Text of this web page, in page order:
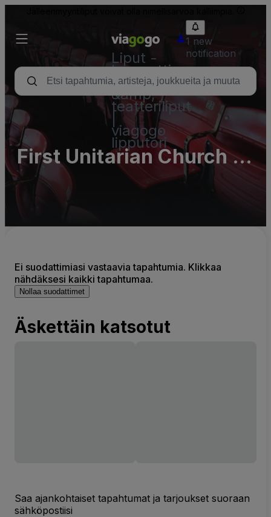
Liput -
konsertti,
urheilu
&amp;
teatteriliput
viagogo
lipputori
1 new
notification
First Unitarian Church of
Philadelphia Parking
Ei suodattimiasi vastaavia tapahtumia. Klikkaa
nähdäksesi kaikki tapahtumaa.
Nollaa suodattimet
Äskettäin katsotut
Saa ajankohtaiset tapahtumat ja tarjoukset suoraan
sähköpostiisi